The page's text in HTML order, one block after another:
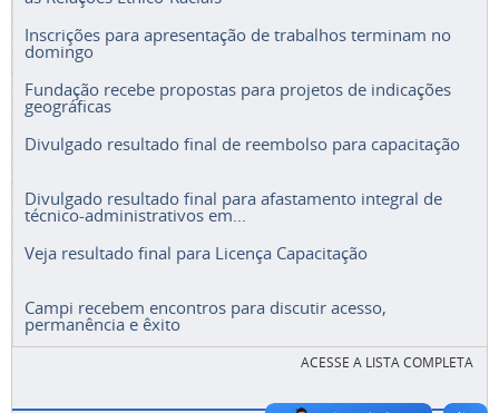
Inscrições para apresentação de trabalhos terminam no
domingo
Fundação recebe propostas para projetos de indicações
geográficas
Divulgado resultado final de reembolso para capacitação
Divulgado resultado final para afastamento integral de
técnico-administrativos em...
Veja resultado final para Licença Capacitação
Campi recebem encontros para discutir acesso,
permanência e êxito
ACESSE A LISTA COMPLETA